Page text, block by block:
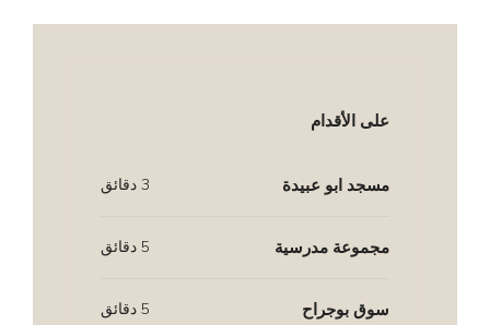
على الأقدام
مسجد ابو عبيدة 3 دقائق
مجموعة مدرسية 5 دقائق
سوق بوجراح 5 دقائق